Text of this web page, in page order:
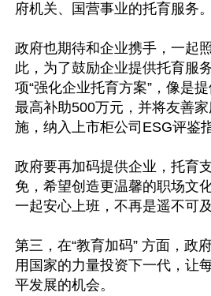
府机关、国营事业的托育服务。
政府也期待和企业携手，一起
此，为了鼓励企业提供托育服
项“强化企业托育方案”，像是
最高补助500万元，并将友善
施，纳入上市柜公司ESG评鉴
政府要再加码提供企业，托育
免，希望创造更温馨的职场文
一起安心上班，不再是遥不可及
第三，在“教育加码” 方面，政
用国家的力量投资下一代，让
平发展的机会。